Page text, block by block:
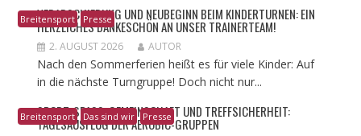
Breitensport Presse
VERABSCHIEDUNG UND NEUBEGINN BEIM KINDERTURNEN: EIN
HERZLICHES DANKESCHÖN AN UNSER TRAINERTEAM!
2. AUGUST 2026 AUTOR
Nach den Sommerferien heißt es für viele Kinder: Auf
in die nächste Turngruppe! Doch nicht nur...
Breitensport Das sind wir Presse
​SPORT, SPASS, GEMEINSCHAFT UND TREFFSICHERHEIT: T
AGESAUSFLUG DER AEROBIC-GRUPPEN